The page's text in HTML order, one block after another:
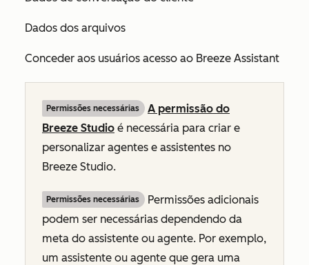
Dados dos arquivos
Conceder aos usuários acesso ao Breeze Assistant
Permissões necessárias
A permissão do
Breeze Studio é necessária para criar e
personalizar agentes e assistentes no
Breeze Studio.
Permissões necessárias
Permissões adicionais
podem ser necessárias dependendo da
meta do assistente ou agente. Por exemplo,
um assistente ou agente que gera uma